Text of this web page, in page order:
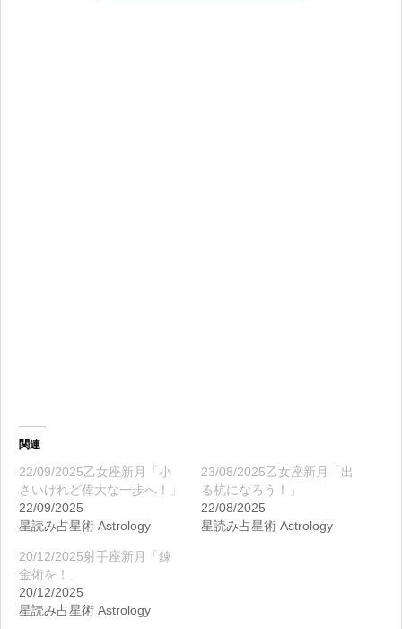
関連
22/09/2025乙女座新月「小
さいけれど偉大な一歩へ！」
22/09/2025
星読み占星術 Astrology
23/08/2025乙女座新月「出
る杭になろう！」
22/08/2025
星読み占星術 Astrology
20/12/2025射手座新月「錬
金術を！」
20/12/2025
星読み占星術 Astrology